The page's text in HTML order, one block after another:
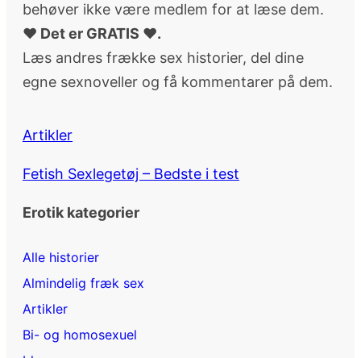
behøver ikke være medlem for at læse dem.
♥ Det er GRATIS ♥.
Læs andres frække sex historier, del dine
egne sexnoveller og få kommentarer på dem.
Artikler
Fetish Sexlegetøj – Bedste i test
Erotik kategorier
Alle historier
Almindelig fræk sex
Artikler
Bi- og homosexuel